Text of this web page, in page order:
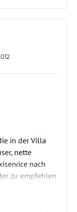
in der Villa
nette
nach
zu empfehlen